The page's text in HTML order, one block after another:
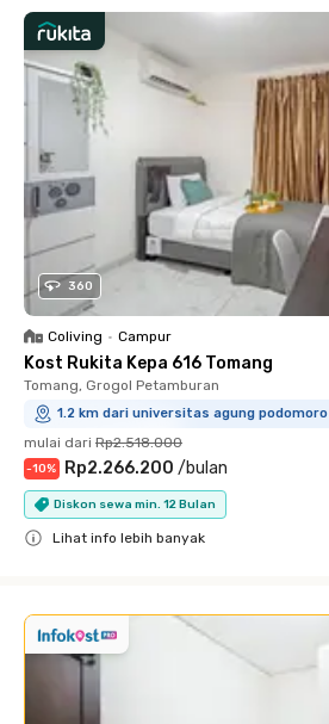
360
Coliving • Campur
Kost Rukita Kepa 616 Tomang
Tomang, Grogol Petamburan
1.2 km dari universitas agung podomoro
mulai dari Rp2.518.000
-10% Rp2.266.200 /bulan
Diskon sewa min. 12 Bulan
Lihat info lebih banyak